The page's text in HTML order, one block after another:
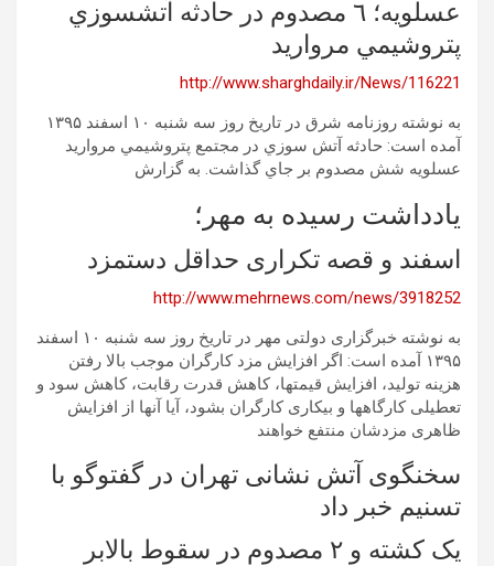
عسلويه؛ ٦ مصدوم در حادثه آتشسوزي
پتروشيمي مرواريد
http://www.sharghdaily.ir/News/116221
به نوشته روزنامه شرق در تاریخ روز سه شنبه ١٠ اسفند ۱۳۹۵
آمده است: حادثه آتش سوزي در مجتمع پتروشيمي مرواريد
عسلويه شش مصدوم بر جاي گذاشت. به گزارش
یادداشت رسیده به مهر؛
اسفند و قصه تکراری حداقل دستمزد
http://www.mehrnews.com/news/3918252
به نوشته خبرگزاری دولتی مهر در تاریخ روز سه شنبه ١٠ اسفند
۱۳۹۵ آمده است: اگر افزایش مزد کارگران موجب بالا رفتن
هزینه تولید، افزایش قیمتها، کاهش قدرت رقابت، کاهش سود و
تعطیلی کارگاهها و بیکاری کارگران بشود، آیا آنها از افزایش
ظاهری مزدشان منتفع خواهند
سخنگوی آتش نشانی تهران در گفتوگو با
تسنیم خبر داد
یک کشته و ۲ مصدوم در سقوط بالابر